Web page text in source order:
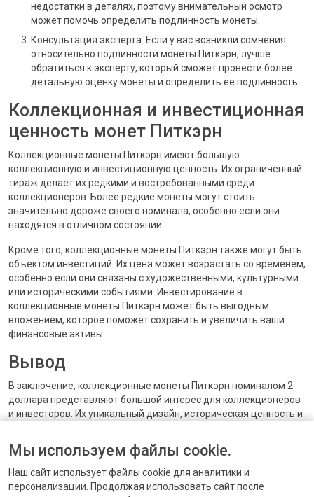
недостатки в деталях, поэтому внимательный осмотр
может помочь определить подлинность монеты.
Консультация эксперта. Если у вас возникли сомнения
относительно подлинности монеты Питкэрн, лучше
обратиться к эксперту, который сможет провести более
детальную оценку монеты и определить ее подлинность.
Коллекционная и инвестиционная
ценность монет Питкэрн
Коллекционные монеты Питкэрн имеют большую
коллекционную и инвестиционную ценность. Их ограниченный
тираж делает их редкими и востребованными среди
коллекционеров. Более редкие монеты могут стоить
значительно дороже своего номинала, особенно если они
находятся в отличном состоянии.
Кроме того, коллекционные монеты Питкэрн также могут быть
объектом инвестиций. Их цена может возрастать со временем,
особенно если они связаны с художественными, культурными
или историческими событиями. Инвестирование в
коллекционные монеты Питкэрн может быть выгодным
вложением, которое поможет сохранить и увеличить ваши
финансовые активы.
Вывод
В заключение, коллекционные монеты Питкэрн номиналом 2
доллара представляют большой интерес для коллекционеров
и инвесторов. Их уникальный дизайн, историческая ценность и
коллекционирования. Обратите внимание на подлинность
монеты при покупке или продаже и рассмотрите их как
возможность инвестирования в долгосрочную прибыль.
Мы используем файлы cookie.
Наш сайт использует файлы cookie для аналитики и
персонализации. Продолжая использовать сайт после